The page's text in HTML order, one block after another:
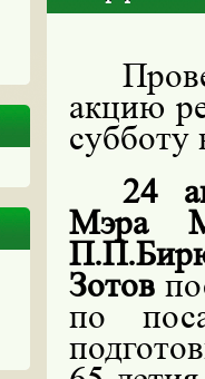
акцию
субботу
24
Мэра
Зотов
по